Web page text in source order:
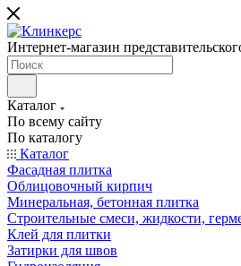
Интернет-магазин
Каталог
По всему сайту
По каталогу
Каталог
Фасадная плитка
Облицовочный кирпич
Минеральная, бетонная плитка
Строительные смеси, жидкости,
Клей для плитки
Затирки для швов